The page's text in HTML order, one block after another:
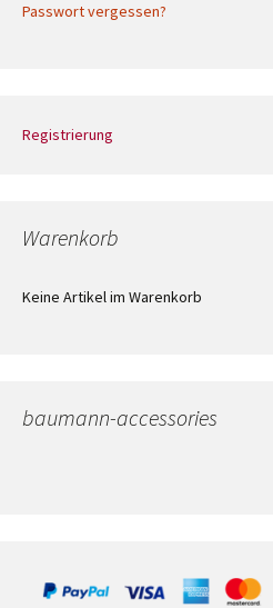
Passwort vergessen?
Registrierung
Warenkorb
Keine Artikel im Warenkorb
baumann-accessories